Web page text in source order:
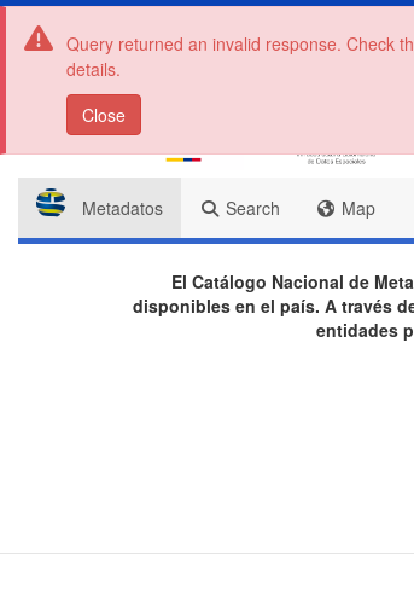
Query returned an invalid response. Check
details.
Close
Metadatos Search Map
El Catálogo Nacional de
disponibles en el país. A través
entidades